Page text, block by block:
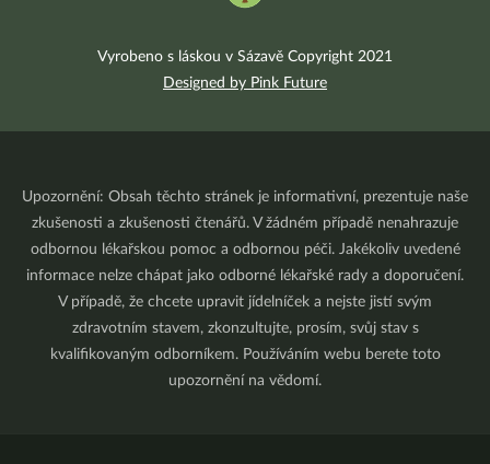
Vyrobeno s láskou v Sázavě Copyright 2021
Designed by Pink Future
Upozornění: Obsah těchto stránek je informativní, prezentuje naše
zkušenosti a zkušenosti čtenářů. V žádném případě nenahrazuje
odbornou lékařskou pomoc a odbornou péči. Jakékoliv uvedené
informace nelze chápat jako odborné lékařské rady a doporučení.
V případě, že chcete upravit jídelníček a nejste jistí svým
zdravotním stavem, zkonzultujte, prosím, svůj stav s
kvalifikovaným odborníkem. Používáním webu berete toto
upozornění na vědomí.